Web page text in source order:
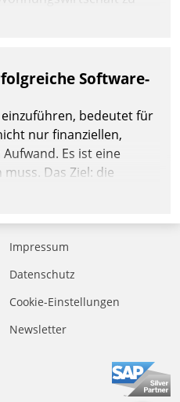
Software-
bedeutet für
nur finanziellen,
Es ist eine
Das Ziel: die
Geschäftsabläufe. Damit
einige Grundregeln
Impressum
Datenschutz
Cookie-Einstellungen
Newsletter